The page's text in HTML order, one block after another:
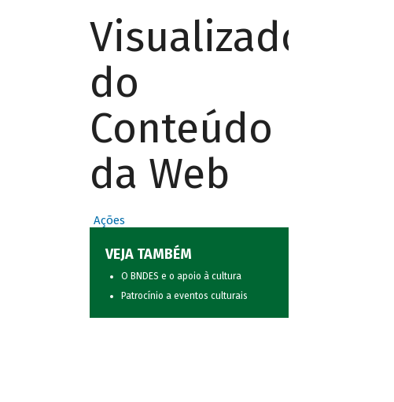
Visualizador
do
Conteúdo
da Web
Ações
VEJA TAMBÉM
O BNDES e o apoio à cultura
Patrocínio a eventos culturais